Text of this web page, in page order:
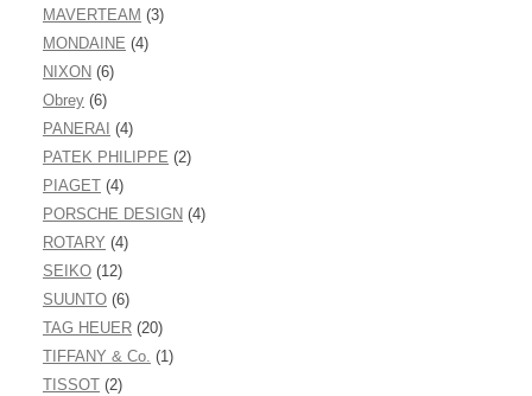
MAVERTEAM (3)
MONDAINE (4)
NIXON (6)
Obrey (6)
PANERAI (4)
PATEK PHILIPPE (2)
PIAGET (4)
PORSCHE DESIGN (4)
ROTARY (4)
SEIKO (12)
SUUNTO (6)
TAG HEUER (20)
TIFFANY & Co. (1)
TISSOT (2)